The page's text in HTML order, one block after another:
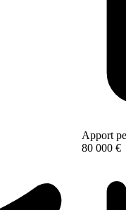
Apport
80 000 €